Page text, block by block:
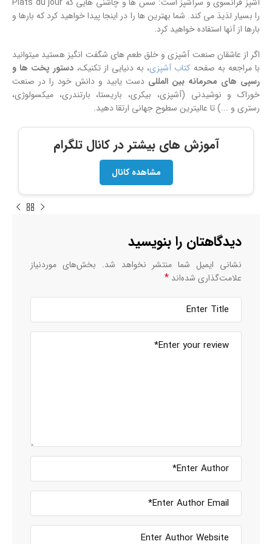
را بسیار لذیذ می کند. شما بهترین ها را در اینجا پیدا خواهید کرد که بارها و
بارها از آنها استفاده خواهید کرد.
اگر از عاشقان صنعت آشپزی و خلق طعم های شگفت انگیز هستید میتوانید
با مراجعه به صفحه کتاب آشپزی، به دنیایی از تکنیک، دستور پخت ها و
رسپی های محرمانه بین المللی دست یابید و دانش خود را در صنعت
خوراک و نوشیدنی (آشپزی، بیکری، باریستا، بارتندری، میکسولوژی،
رستری و ...) تا عالیترین سطوح جهانی ارتقا دهید.
آموزش های بیشتر در کانال تلگرام
مشاهده کانال
دیدگاهتان را بنویسید
نشانی ایمیل شما منتشر نخواهد شد. بخش‌های موردنیاز
علامت‌گذاری شده‌اند *